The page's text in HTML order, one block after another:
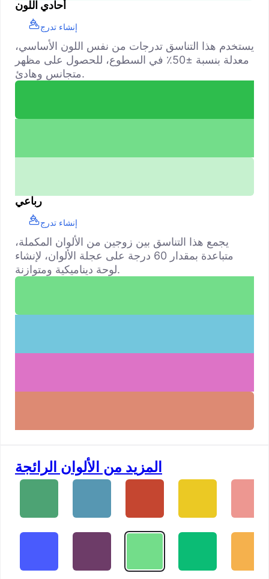
أحادي اللون
إنشاء تدرج
يستخدم هذا التناسق تدرجات من نفس اللون الأساسي،
معدلة بنسبة ±50٪ في السطوع، للحصول على مظهر
متجانس وهادئ.
رباعي
إنشاء تدرج
يجمع هذا التناسق بين زوجين من الألوان المكملة،
متباعدة بمقدار 60 درجة على عجلة الألوان، لإنشاء
لوحة ديناميكية ومتوازنة.
المزيد من الألوان الرائجة